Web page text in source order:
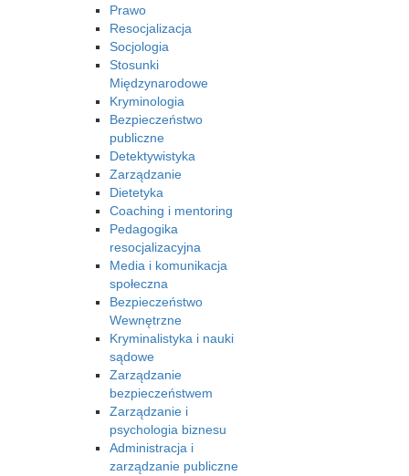
Prawo
Resocjalizacja
Socjologia
Stosunki
Międzynarodowe
Kryminologia
Bezpieczeństwo
publiczne
Detektywistyka
Zarządzanie
Dietetyka
Coaching i mentoring
Pedagogika
resocjalizacyjna
Media i komunikacja
społeczna
Bezpieczeństwo
Wewnętrzne
Kryminalistyka i nauki
sądowe
Zarządzanie
bezpieczeństwem
Zarządzanie i
psychologia biznesu
Administracja i
zarządzanie publiczne